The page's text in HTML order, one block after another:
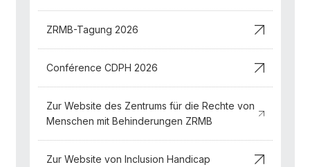
ZRMB-Tagung 2026
Conférence CDPH 2026
Zur Website des Zentrums für die Rechte von
Menschen mit Behinderungen ZRMB
Zur Website von Inclusion Handicap